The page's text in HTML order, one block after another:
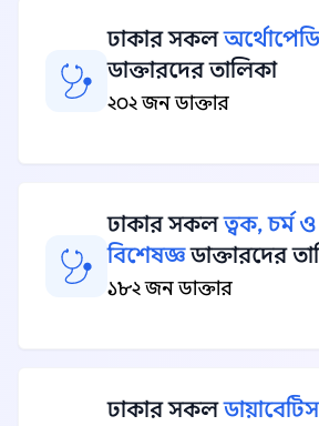
ঢাকার সকল
ডাক্তারদের তালিকা
২০২ জন ডাক্তার
ঢাকার সকলত্বক, চর্ম
বিশেষজ্ঞডাক্তারদের
১৮২ জন ডাক্তার
ঢাকার সকল